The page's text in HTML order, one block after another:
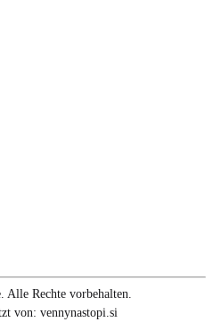
Rechte vorbehalten.
von: vennynastopi.si